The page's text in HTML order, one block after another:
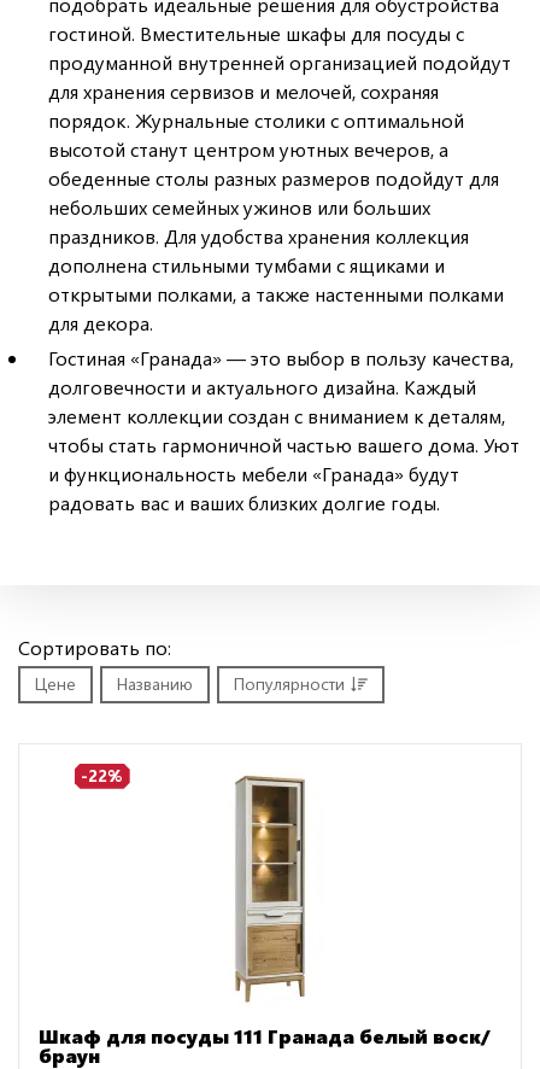
гостиной. Вместительные шкафы для посуды с
продуманной внутренней организацией подойдут
для хранения сервизов и мелочей, сохраняя
порядок. Журнальные столики с оптимальной
высотой станут центром уютных вечеров, а
обеденные столы разных размеров подойдут для
небольших семейных ужинов или больших
праздников. Для удобства хранения коллекция
дополнена стильными тумбами с ящиками и
открытыми полками, а также настенными полками
для декора.
Гостиная «Гранада» — это выбор в пользу качества,
долговечности и актуального дизайна. Каждый
элемент коллекции создан с вниманием к деталям,
чтобы стать гармоничной частью вашего дома. Уют
и функциональность мебели «Гранада» будут
радовать вас и ваших близких долгие годы.
Сортировать по:
Цене Названию Популярности
-22%
Шкаф для посуды 111 Гранада белый воск/
браун